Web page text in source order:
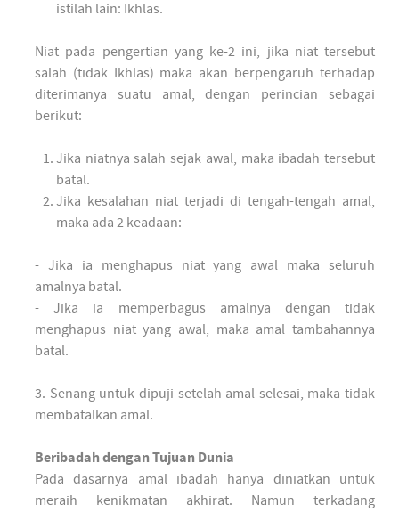
istilah lain: Ikhlas.
Niat pada pengertian yang ke-2 ini, jika niat tersebut
salah (tidak Ikhlas) maka akan berpengaruh terhadap
diterimanya suatu amal, dengan perincian sebagai
berikut:
Jika niatnya salah sejak awal, maka ibadah tersebut
batal.
Jika kesalahan niat terjadi di tengah-tengah amal,
maka ada 2 keadaan:
- Jika ia menghapus niat yang awal maka seluruh
amalnya batal.
- Jika ia memperbagus amalnya dengan tidak
menghapus niat yang awal, maka amal tambahannya
batal.
3. Senang untuk dipuji setelah amal selesai, maka tidak
membatalkan amal.
Beribadah dengan Tujuan Dunia
Pada dasarnya amal ibadah hanya diniatkan untuk
meraih kenikmatan akhirat. Namun terkadang